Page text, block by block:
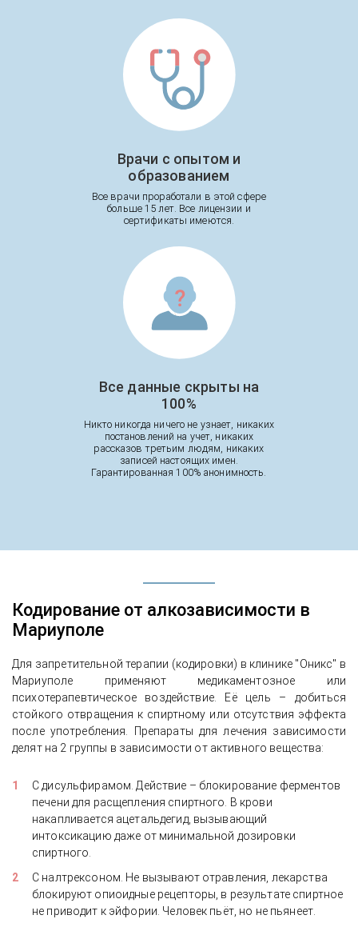
Врачи с опытом и
образованием
Все врачи проработали в этой сфере
больше 15 лет. Все лицензии и
сертификаты имеются.
Все данные скрыты на
100%
Никто никогда ничего не узнает, никаких
постановлений на учет, никаких
рассказов третьим людям, никаких
записей настоящих имен.
Гарантированная 100% анонимность.
Кодирование от алкозависимости в
Мариуполе
Для запретительной терапии (кодировки) в клинике "Оникс" в
Мариуполе применяют медикаментозное или
психотерапевтическое воздействие. Её цель – добиться
стойкого отвращения к спиртному или отсутствия эффекта
после употребления. Препараты для лечения зависимости
делят на 2 группы в зависимости от активного вещества:
С дисульфирамом. Действие – блокирование ферментов
печени для расщепления спиртного. В крови
накапливается ацетальдегид, вызывающий
интоксикацию даже от минимальной дозировки
спиртного.
С налтрексоном. Не вызывают отравления, лекарства
блокируют опиоидные рецепторы, в результате спиртное
не приводит к эйфории. Человек пьёт, но не пьянеет.